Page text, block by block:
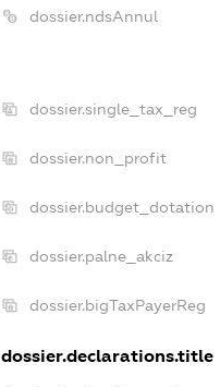
dossier.ndsAnnul
dossier.single_tax_reg
dossier.non_profit
dossier.budget_dotation
dossier.palne_akciz
dossier.bigTaxPayerReg
dossier.declarations.title